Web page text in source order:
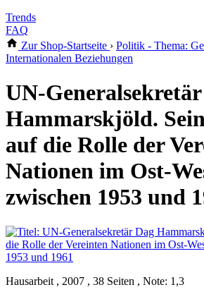
Trends
FAQ
Zur Shop-Startseite › Politik - Thema:
Internationalen Beziehungen
UN-
Hammarskjöld.
auf die Rolle der
Nationen im Ost-
zwischen 1953 und
Hausarbeit , 2007 , 38 Seiten , Note: 1,3